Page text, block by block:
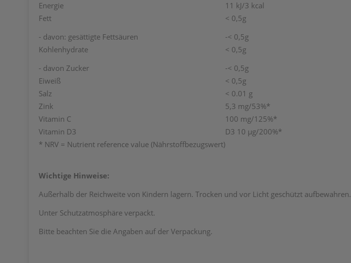
Energie
11 kJ/3 kcal
Fett
- davon: gesättigte Fettsäuren
< 0,5g
-< 0,5g
Kohlenhydrate
- davon Zucker
< 0,5g
-< 0,5g
Eiweiß
< 0,5g
Salz
< 0.01 g
Zink
5,3 mg/53%*
Vitamin C
100 mg/125%*
Vitamin D3
D3 10 µg/200%*
* NRV = Nutrient reference value (Nährstoffbezugswert)
Wichtige Hinweise:
Außerhalb der Reichweite von Kindern lagern. Trocken und vor Licht geschützt aufbewahren.
Unter Schutzatmosphäre verpackt.
Bitte beachten Sie die Angaben auf der Verpackung.